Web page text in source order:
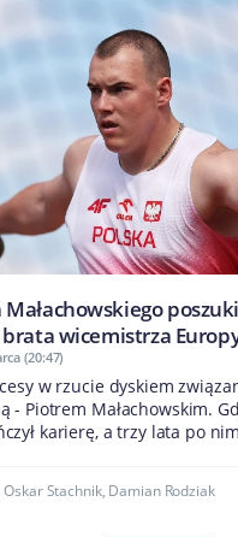
Małachowskiego
wicemistrza
(20:47)
w rzucie dyskiem
- Piotrem Małachowskim.
karierę, a trzy lata po
Oskar Stachnik, Damian Rodziak